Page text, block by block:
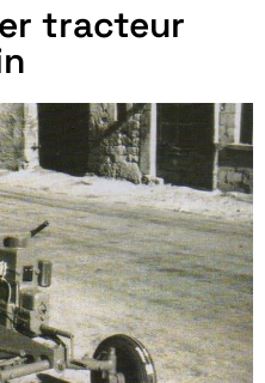
tracteur